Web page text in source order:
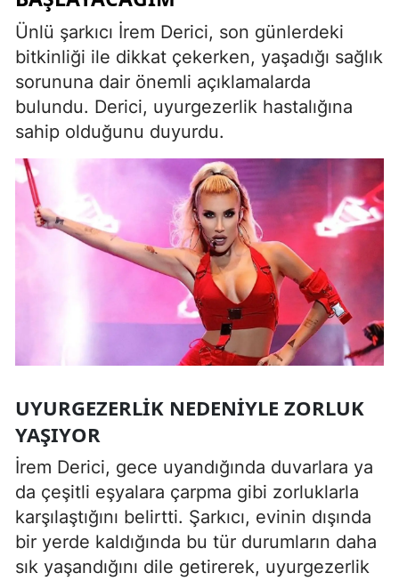
Ünlü şarkıcı İrem Derici, son günlerdeki
bitkinliği ile dikkat çekerken, yaşadığı sağlık
sorununa dair önemli açıklamalarda
bulundu. Derici, uyurgezerlik hastalığına
sahip olduğunu duyurdu.
UYURGEZERLIK NEDENIYLE ZORLUK
YAŞIYOR
İrem Derici, gece uyandığında duvarlara ya
da çeşitli eşyalara çarpma gibi zorluklarla
karşılaştığını belirtti. Şarkıcı, evinin dışında
bir yerde kaldığında bu tür durumların daha
sık yaşandığını dile getirerek, uyurgezerlik